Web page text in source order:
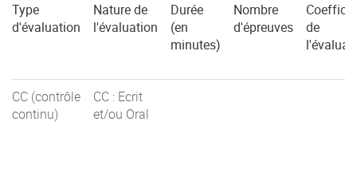
Type
d'évaluation
Nature de
l'évaluation
Durée
(en
minutes)
Nombre
d'épreuves
de
CC (contrôle
continu)
CC : Ecrit
et/ou Oral